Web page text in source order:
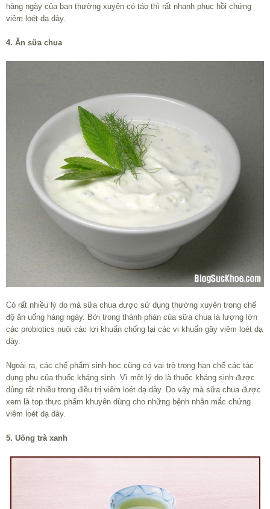
hàng ngày của bạn thường xuyên có táo thì rất nhanh phục hồi chứng
viêm loét dạ dày.
4. Ăn sữa chua
Có rất nhiều lý do mà sữa chua được sử dụng thường xuyên trong chế
độ ăn uống hàng ngày. Bởi trong thành phàn của sữa chua là lượng lớn
các probiotics nuôi các lợi khuẩn chống lại các vi khuẩn gây viêm loét dạ
dày.
Ngoài ra, các chế phẩm sinh học cũng có vai trò trong hạn chế các tác
dụng phụ của thuốc kháng sinh. Vì một lý do là thuốc kháng sinh được
dùng rất nhiều trong điều trị viêm loét dạ dày. Do vậy mà sữa chua được
xem là top thực phẩm khuyên dùng cho những bệnh nhân mắc chứng
viêm loét dạ dày.
5. Uống trà xanh